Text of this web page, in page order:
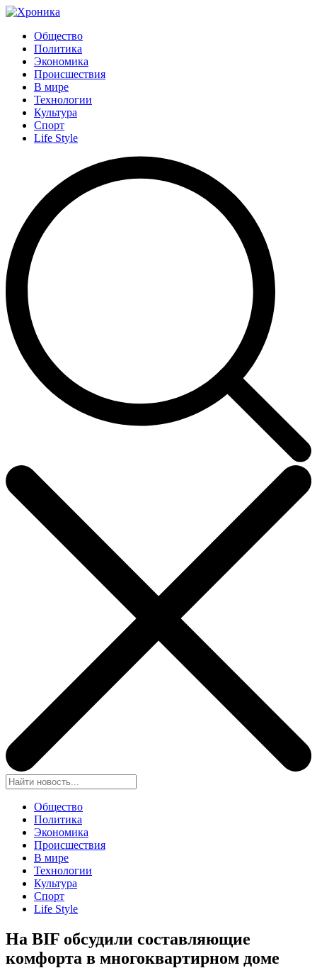
Общество
Политика
Экономика
Происшествия
В мире
Технологии
Культура
Спорт
Life Style
Общество
Политика
Экономика
Происшествия
В мире
Технологии
Культура
Спорт
Life Style
На BIF обсудили составляющие
комфорта в многоквартирном доме